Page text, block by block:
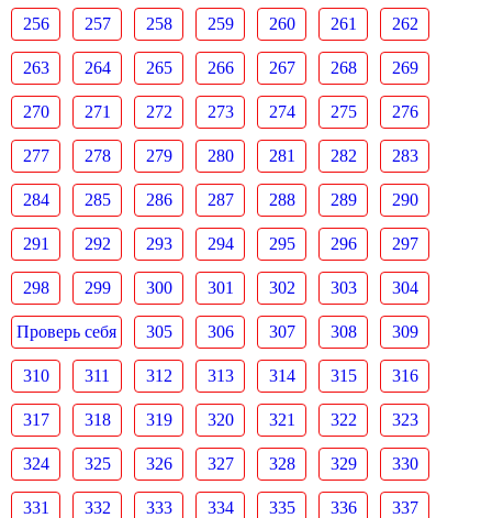
256 257 258 259 260 261 262
263 264 265 266 267 268 269
270 271 272 273 274 275 276
277 278 279 280 281 282 283
284 285 286 287 288 289 290
291 292 293 294 295 296 297
298 299 300 301 302 303 304
Проверь себя 305 306 307 308 309
310 311 312 313 314 315 316
317 318 319 320 321 322 323
324 325 326 327 328 329 330
331 332 333 334 335 336 337